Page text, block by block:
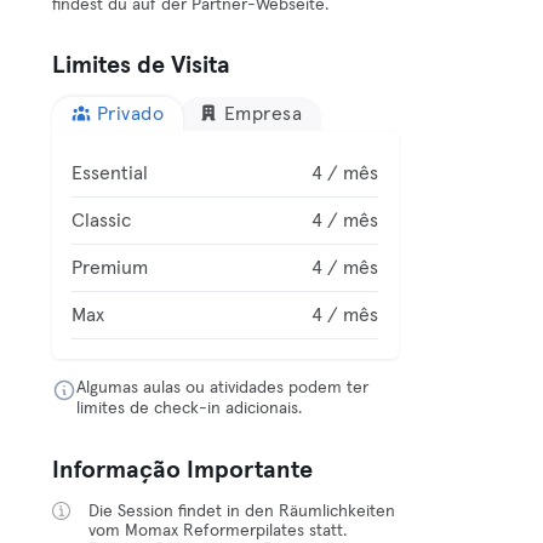
findest du auf der Partner-Webseite.
Limites de Visita
Privado Empresa
Essential 4 / mês
Classic 4 / mês
Premium 4 / mês
Max 4 / mês
Algumas aulas ou atividades podem ter
limites de check-in adicionais.
Informação Importante
Die Session findet in den Räumlichkeiten
vom Momax Reformerpilates statt.